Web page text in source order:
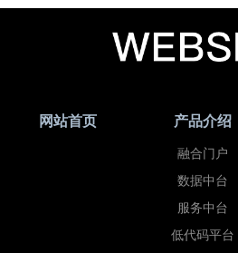
网站首页 产品介绍
融合门户
数据中台
服务中台
低代码平台